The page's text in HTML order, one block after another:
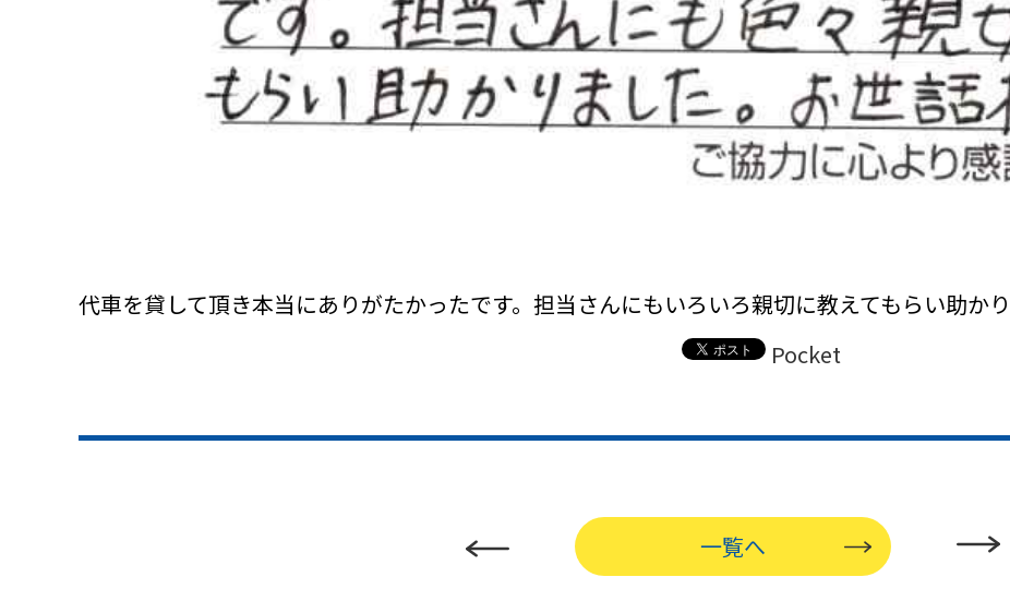
代車を貸して頂き本当にありがたかったです。担当さんにもいろいろ親切に教えてもらい助か
Pocket
一覧へ